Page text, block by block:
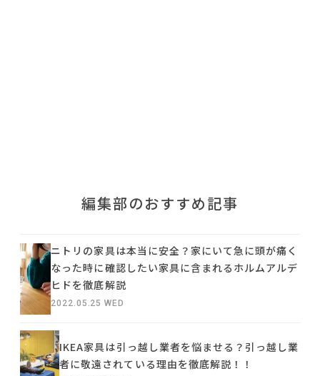
編集部のおすすめ記事
ニトリの家具は本当に安全？家にいて急に頭が痛く
なった時に確認したい家具に含まれるホルムアルデ
ヒドを徹底解説
2022.05.25 WED
IKEA家具は引っ越し業者を悩ませる？引っ越し業
者に敬遠されている理由を徹底解説！！